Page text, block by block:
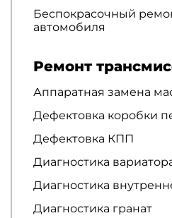
Беспокрасочный
автомобиля
Ремонт
Аппаратная замена
Дефектовка коробки
Дефектовка КПП
Диагностика
Диагностика
Диагностика гранат